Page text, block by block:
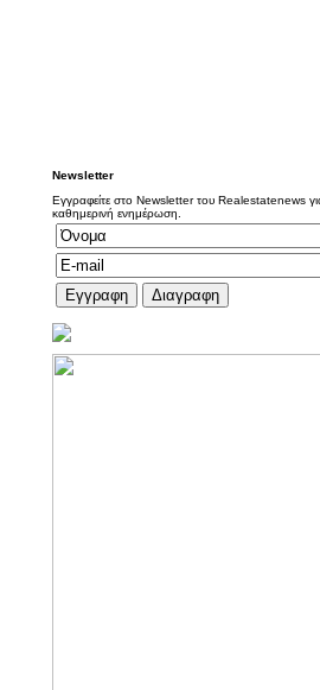
Newsletter
Εγγραφείτε στο Newsletter του Realestatenews
καθημερινή ενημέρωση.